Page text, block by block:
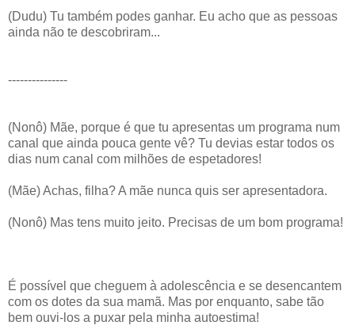
(Dudu) Tu também podes ganhar. Eu acho que as pessoas
ainda não te descobriram...
---------------
(Nonô) Mãe, porque é que tu apresentas um programa num
canal que ainda pouca gente vê? Tu devias estar todos os
dias num canal com milhões de espetadores!
(Mãe) Achas, filha? A mãe nunca quis ser apresentadora.
(Nonô) Mas tens muito jeito. Precisas de um bom programa!
É possível que cheguem à adolescência e se desencantem
com os dotes da sua mamã. Mas por enquanto, sabe tão
bem ouvi-los a puxar pela minha autoestima!